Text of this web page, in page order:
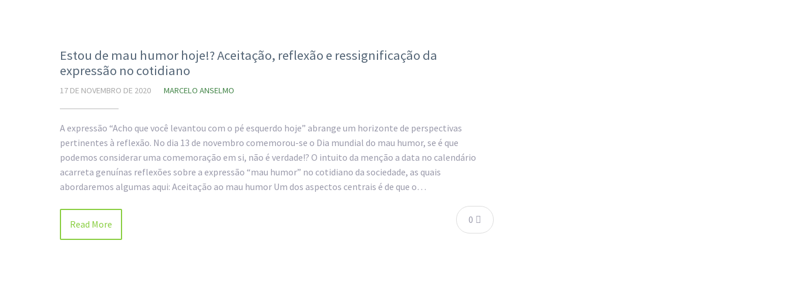
Estou de mau humor hoje!? Aceitação, reflexão e ressignificação da
expressão no cotidiano
17 DE NOVEMBRO DE 2020 MARCELO ANSELMO
A expressão “Acho que você levantou com o pé esquerdo hoje” abrange um horizonte de perspectivas
pertinentes à reflexão. No dia 13 de novembro comemorou-se o Dia mundial do mau humor, se é que
podemos considerar uma comemoração em si, não é verdade!? O intuito da menção a data no calendário
acarreta genuínas reflexões sobre a expressão “mau humor” no cotidiano da sociedade, as quais
abordaremos algumas aqui: Aceitação ao mau humor Um dos aspectos centrais é de que o…
0
Read More